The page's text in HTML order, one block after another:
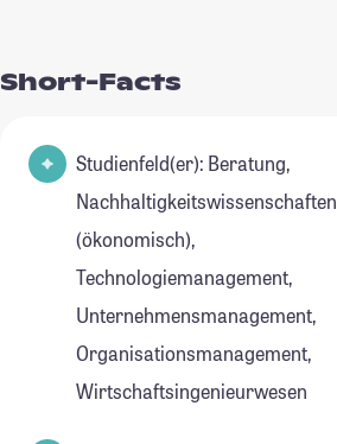
Short-Facts
Studienfeld(er): Beratung,
Nachhaltigkeitswissenschaften
(ökonomisch),
Technologiemanagement,
Unternehmensmanagement,
Organisationsmanagement,
Wirtschaftsingenieurwesen